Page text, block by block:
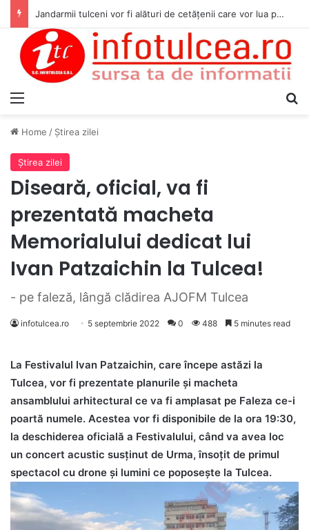
Jandarmii tulceni vor fi alături de cetățenii care vor lua parte la Festivalul Folk Țestos
Home / Ştirea zilei
Ştirea zilei
Diseară, oficial, va fi
prezentată macheta
Memorialului dedicat lui
Ivan Patzaichin la Tulcea!
- pe faleză, lângă clădirea AJOFM Tulcea
infotulcea.ro 5 septembrie 2022 0 488 5 minutes read
La Festivalul Ivan Patzaichin, care începe astăzi la
Tulcea, vor fi prezentate planurile și macheta
ansamblului arhitectural ce va fi amplasat pe Faleza ce-i
poartă numele. Acestea vor fi disponibile de la ora 19:30,
la deschiderea oficială a Festivalului, când va avea loc
un concert acustic susținut de Urma, însoțit de primul
spectacol cu drone și lumini ce poposește la Tulcea.